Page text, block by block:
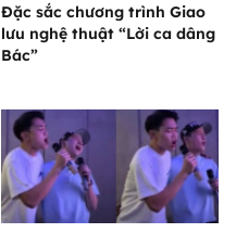
Đặc sắc chương trình Giao
lưu nghệ thuật “Lời ca dâng
Bác”